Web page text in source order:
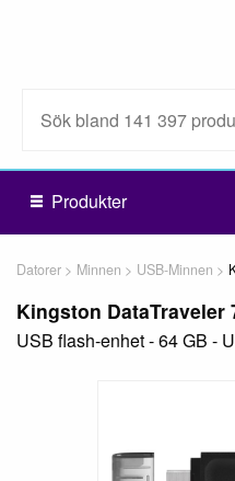
Produkter
Datorer Minnen USB-Minnen
Kingston DataTraveler
USB flash-enhet - 64 GB -